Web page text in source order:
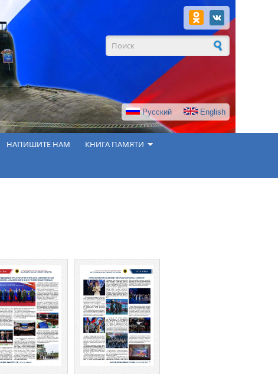
Форма поиска
Русский English
НАПИШИТЕ НАМ КНИГА ПАМЯТИ